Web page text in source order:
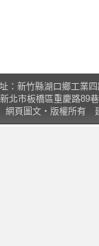
：新竹縣湖口鄉工業
北市板橋區重慶路89
網頁圖文‧版權所有 建